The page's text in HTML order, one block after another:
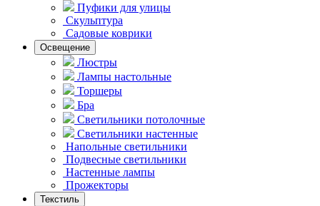
Пуфики для улицы
Скульптура
Садовые коврики
Освещение
Люстры
Лампы настольные
Торшеры
Бра
Светильники потолочные
Светильники настенные
Напольные светильники
Подвесные светильники
Hастенные лампы
Прожекторы
Текстиль